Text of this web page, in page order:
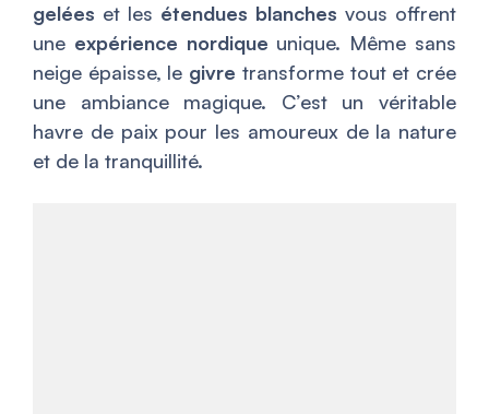
gelées et les étendues blanches vous offrent
une expérience nordique unique. Même sans
neige épaisse, le givre transforme tout et crée
une ambiance magique. C’est un véritable
havre de paix pour les amoureux de la nature
et de la tranquillité.